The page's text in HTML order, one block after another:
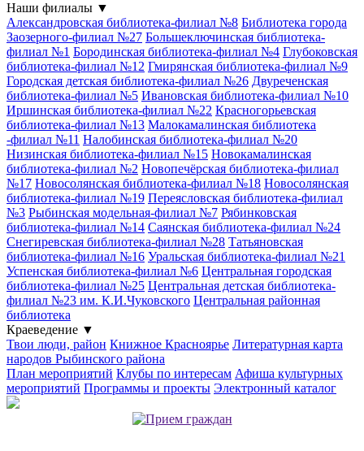
Наши филиалы ▼
Александровская библиотека-филиал №8 Библиотека города
Заозерного-филиал №27 Большеключинская библиотека-
филиал №1 Бородинская библиотека-филиал №4 Глубоковская
библиотека-филиал №12 Гмирянская библиотека-филиал №9
Городская детская библиотека-филиал №26 Двуреченская
библиотека-филиал №5 Ивановская библиотека-филиал №10
Иршинская библиотека-филиал №22 Красногорьевская
библиотека-филиал №13 Малокамалинская библиотека
-филиал №11 Налобинская библиотека-филиал №20
Низинская библиотека-филиал №15 Новокамалинская
библиотека-филиал №2 Новопечёрская библиотека-филиал
№17 Новосолянская библиотека-филиал №18 Новосолянская
библиотека-филиал №19 Переясловская библиотека-филиал
№3 Рыбинская модельная-филиал №7 Рябинковская
библиотека-филиал №14 Саянская библиотека-филиал №24
Снегиревская библиотека-филиал №28 Татьяновская
библиотека-филиал №16 Уральская библиотека-филиал №21
Успенская библиотека-филиал №6 Центральная городская
библиотека-филиал №25 Центральная детская библиотека-
филиал №23 им. К.И.Чуковского Центральная районная
библиотека
Краеведение ▼
Твои люди, район Книжное Красноярье Литературная карта
народов Рыбинского района
План мероприятий Клубы по интересам Афиша культурных
мероприятий Программы и проекты Электронный каталог